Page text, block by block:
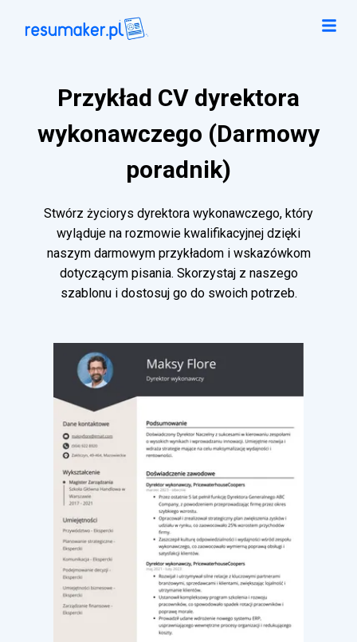
Przykład CV dyrektora
wykonawczego (Darmowy
poradnik)
Stwórz życiorys dyrektora wykonawczego, który
wyląduje na rozmowie kwalifikacyjnej dzięki
naszym darmowym przykładom i wskazówkom
dotyczącym pisania. Skorzystaj z naszego
szablonu i dostosuj go do swoich potrzeb.